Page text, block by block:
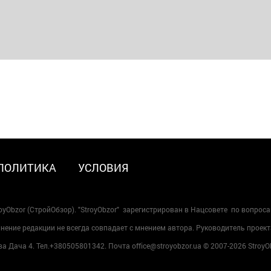
УСЛОВИЯ
(СтройОбзор). "StroyObzor" зарегистрирован в Нацсовете по
редакции не всегда совпадает с мнением автора. Руководитель
Дача 4. Тел.+380505801342. Почта office@stroyobzor.ua © 2007-2026